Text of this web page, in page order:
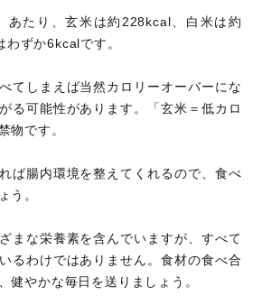
あたり、玄米は約228kcal、白米は約
ずか6kcalです。
てしまえば当然カロリーオーバーにな
る可能性があります。「玄米＝低カロ
物です。
ば腸内環境を整えてくれるので、食べ
う。
まな栄養素を含んでいますが、すべて
るわけではありません。食材の食べ合
健やかな毎日を送りましょう。